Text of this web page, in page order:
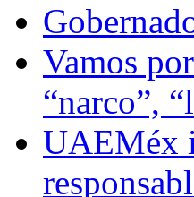
Vamos
“narco”,
UAEMéx